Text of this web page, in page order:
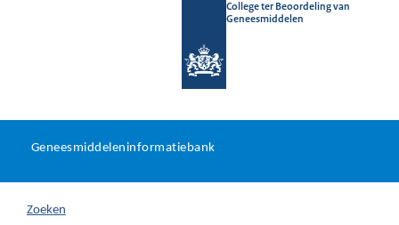
College ter Beoordeling van
Geneesmiddelen
U
hier:
Geneesmiddeleninformatiebank
Zoeken